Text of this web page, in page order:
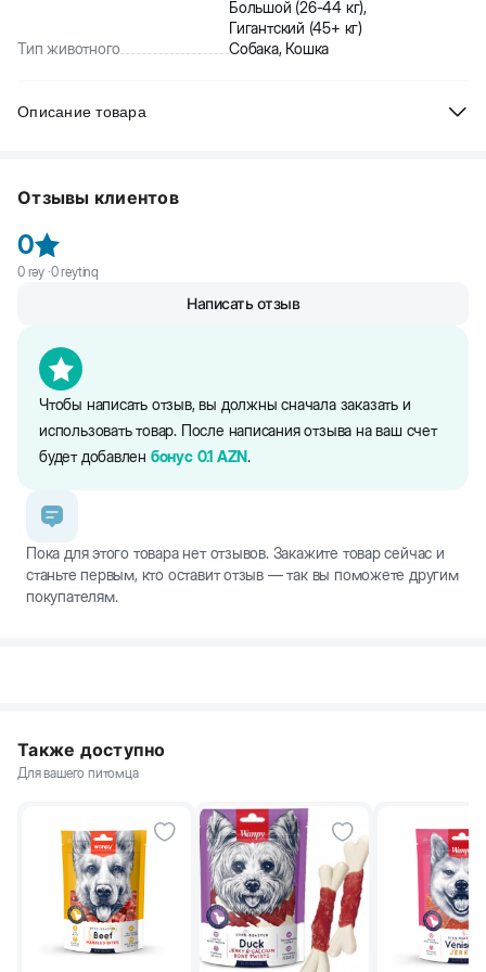
Большой (26-44 кг),
Гигантский (45+ кг)
Тип животного
Собака, Кошка
Описание товара
собак. Ошейник не сковывает движения и питомцу в нем
Отзывы клиентов
0
0rəy ·0reytinq
Чтобы написать отзыв, вы должны сначала заказать и
использовать товар. После написания отзыва на ваш счет
будет добавлен бонус 0.1 AZN.
Написать отзыв
Пока для этого товара нет отзывов. Закажите товар сейчас и
станьте первым, кто оставит отзыв — так вы поможете другим
покупателям.
Также доступно
Для вашего питомца